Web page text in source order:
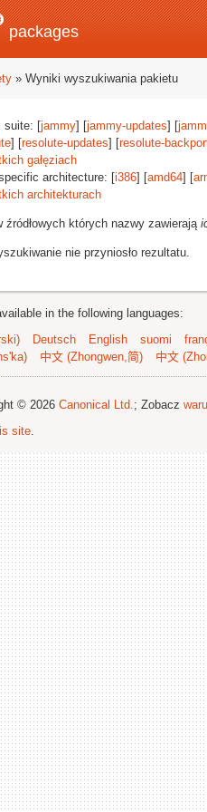
packages
» Wyniki wyszukiwania pakietu
suite: [jammy] [jammy-updates] [
] [resolute-updates] [resolute-
gałęziach
architecture: [i386] [amd64] [
architekturach
źródłowych których nazwy zawierają
nie przyniosło rezultatu.
in the following languages:
Deutsch English suomi
中文 (Zhongwen,简) 中文
© 2026 Canonical Ltd.; Zobacz
site.